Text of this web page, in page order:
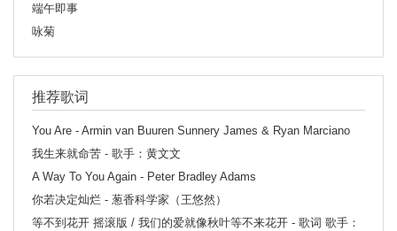
端午即事
咏菊
推荐歌词
You Are - Armin van Buuren Sunnery James & Ryan Marciano
我生来就命苦 - 歌手：黄文文
A Way To You Again - Peter Bradley Adams
你若决定灿烂 - 葱香科学家（王悠然）
等不到花开 摇滚版 / 我们的爱就像秋叶等不来花开 - 歌词 歌手：